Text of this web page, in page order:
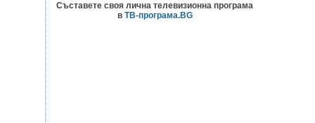
Съставете своя лична телевизионна програма
в ТВ-програма.BG